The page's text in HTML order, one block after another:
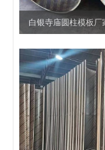
白银寺庙圆柱模板